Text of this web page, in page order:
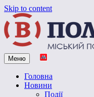
Skip to content
Vpoltave.info
Полтавський портал
Меню
Головна
Новини
Події